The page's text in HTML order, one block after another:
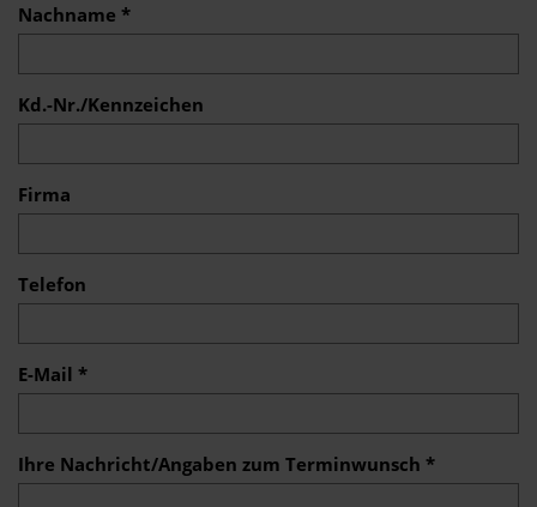
Nachname *
Kd.-Nr./Kennzeichen
Firma
Telefon
E-Mail *
Ihre Nachricht/Angaben zum Terminwunsch *